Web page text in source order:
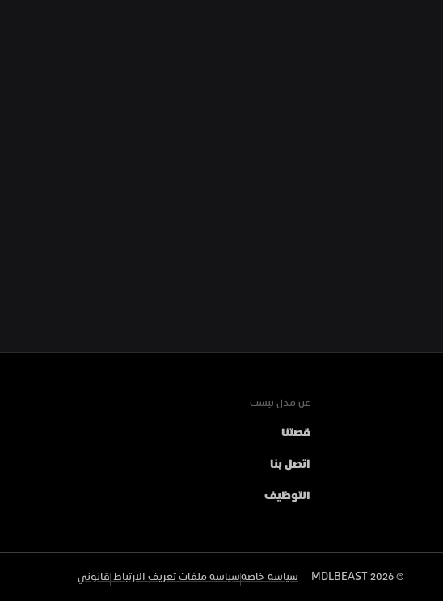
عن مدل بيست
قصتنا
اتصل بنا
التوظيف
©
2026 سياسة خاصةسياسة ملفات تعريف الارتباط قانوني